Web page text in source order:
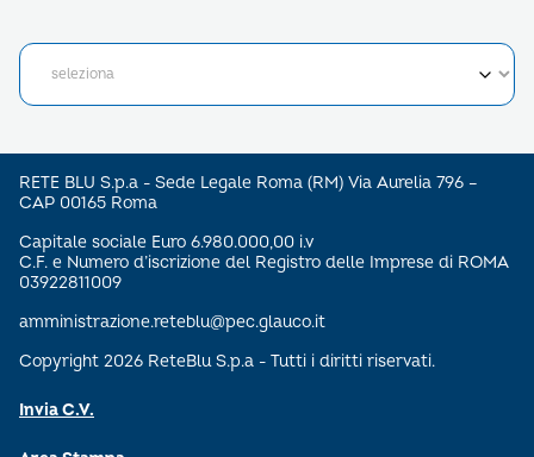
RETE BLU S.p.a - Sede Legale Roma (RM) Via Aurelia 796 –
CAP 00165 Roma
Capitale sociale Euro 6.980.000,00 i.v
C.F. e Numero d’iscrizione del Registro delle Imprese di ROMA
03922811009
amministrazione.reteblu@pec.glauco.it
Copyright 2026 ReteBlu S.p.a - Tutti i diritti riservati.
Invia C.V.